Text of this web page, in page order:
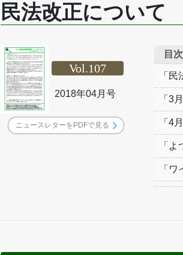
民法改正について
Vol.107
2018年04月号
ニュースレターをPDFで見る
目次
「民
「3
「4
「
「